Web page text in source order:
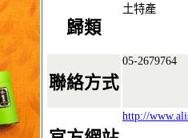
歸類
土特產
聯絡方式
05-2679764
http://